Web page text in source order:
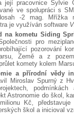
její pracovnice Sylvie
ve spolupráci s
-2 mag. Mřížka
je využíván software
na kometu Siding
pro
pozorování
Země a z
komety kolem
a přírodní vědy
Miroslav Spurný z
Astronomie do škol,
Kč,
škol a inicioval